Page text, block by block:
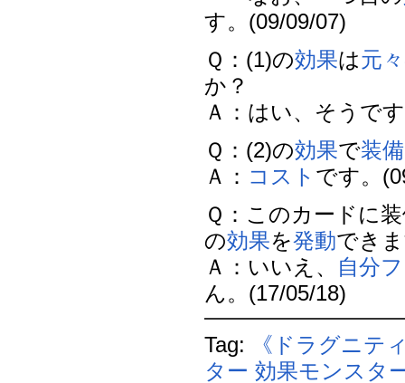
す。(09/09/07)
Ｑ：(1)の効果は元
か？
Ａ：はい、そうで
Ｑ：(2)の効果で装
Ａ： コスト です。
Ｑ：このカードに
の効果を発動でき
Ａ：いいえ、
自分
ん。(17/05/18)
Tag:
《ドラグニテ
ター 効果モンスタ